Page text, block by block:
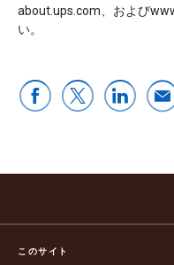
about.ups.com、および
い。
このサイト